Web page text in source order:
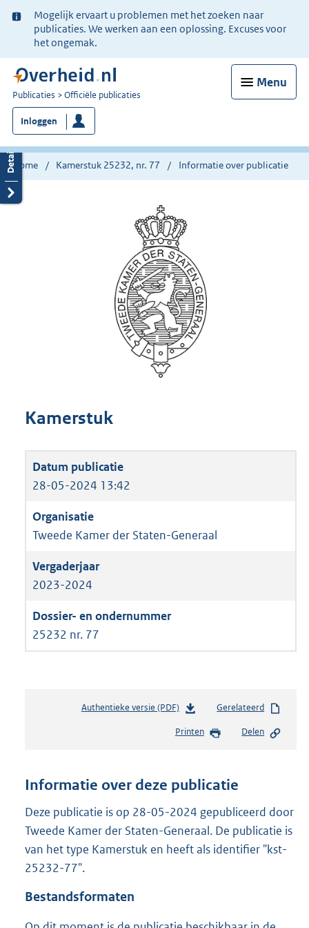
Ter
informatie:
Mogelijk ervaart u problemen met het zoeken naar
publicaties. We werken aan een oplossing. Excuses voor
het ongemak.
Menu
U
bent
nu
hier:
Publicaties Officiële publicaties
Inloggen
Home Kamerstuk 25232, nr. 77 Informatie over publicatie
Kamerstuk
28-05-2024 13:42
Tweede Kamer der Staten-Generaal
2023-2024
25232 nr. 77
Authentieke versie (PDF)b
s
n
s
r
o
:
Gerelateerd
Printen Delen
Informatie over deze publicatie
Deze publicatie is op 28-05-2024 gepubliceerd door
Tweede Kamer der Staten-Generaal. De publicatie is
van het type Kamerstuk en heeft als identifier "kst-
25232-77".
Bestandsformaten